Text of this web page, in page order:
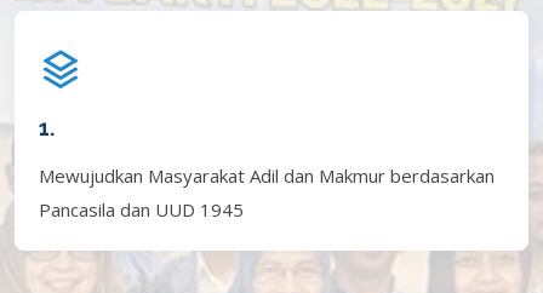
1.
Mewujudkan Masyarakat Adil dan Makmur berdasarkan
Pancasila dan UUD 1945